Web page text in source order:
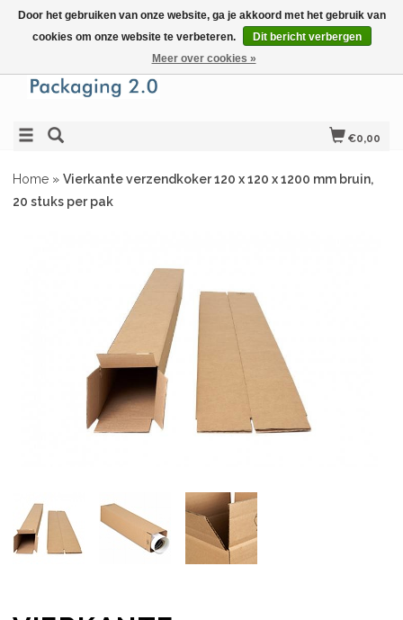
€0,00
Home » Vierkante verzendkoker 120 x 120 x 1200 mm bruin,
20 stuks per pak
Door het gebruiken van onze website, ga je akkoord met het gebruik van
cookies om onze website te verbeteren.
Dit bericht verbergen
Meer over cookies »